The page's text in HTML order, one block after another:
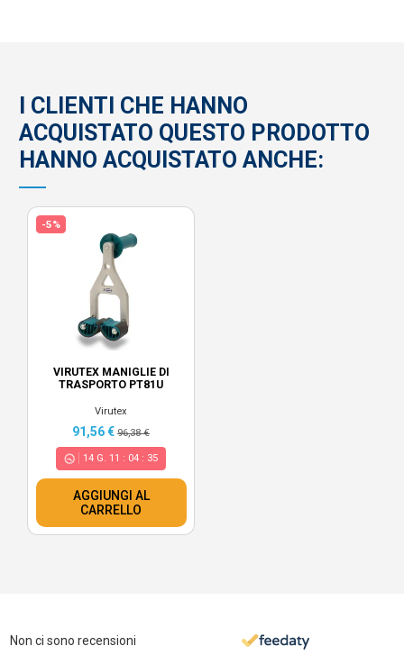
I CLIENTI CHE HANNO
ACQUISTATO QUESTO PRODOTTO
HANNO ACQUISTATO ANCHE:
-5%
VIRUTEX MANIGLIE DI
TRASPORTO PT81U
Virutex
91,56 € 96,38 €
14 G. 11 : 04 : 34
AGGIUNGI AL
CARRELLO
Non ci sono recensioni